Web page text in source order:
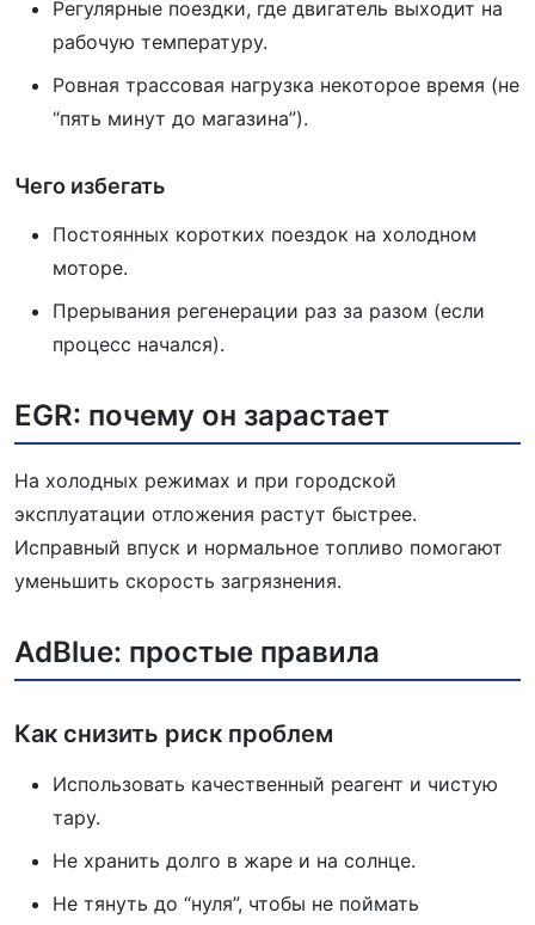
Регулярные поездки, где двигатель выходит на
рабочую температуру.
Ровная трассовая нагрузка некоторое время (не
“пять минут до магазина”).
Чего избегать
Постоянных коротких поездок на холодном
моторе.
Прерывания регенерации раз за разом (если
процесс начался).
EGR: почему он зарастает
На холодных режимах и при городской
эксплуатации отложения растут быстрее.
Исправный впуск и нормальное топливо помогают
уменьшить скорость загрязнения.
AdBlue: простые правила
Как снизить риск проблем
Использовать качественный реагент и чистую
тару.
Не хранить долго в жаре и на солнце.
Не тянуть до “нуля”, чтобы не поймать